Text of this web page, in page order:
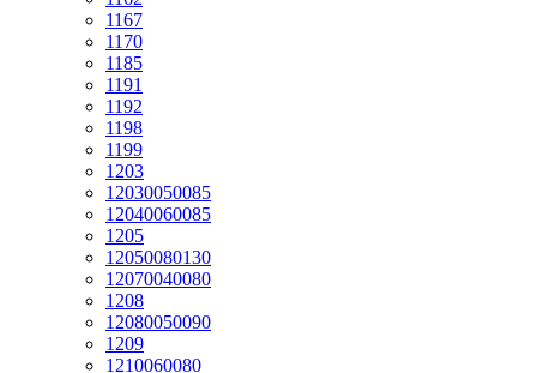
1167
1170
1185
1191
1192
1198
1199
1203
12030050085
12040060085
1205
12050080130
12070040080
1208
12080050090
1209
1210060080